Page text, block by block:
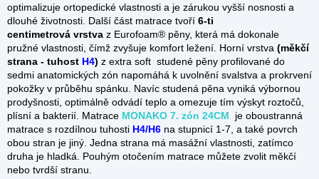
optimalizuje ortopedické vlastnosti a je zárukou vyšší nosnosti a
dlouhé životnosti. Další část matrace tvoří 6-ti
centimetrová vrstva z Eurofoam® pěny, která má dokonale
pružné vlastnosti, čímž zvyšuje komfort ležení. Horní vrstva (měkčí
strana - tuhost H4) z extra soft studené pěny profilované do
sedmi anatomických zón napomáhá k uvolnění svalstva a prokrvení
pokožky v průběhu spánku. Navíc studená pěna vyniká výbornou
prodyšnosti, optimálně odvádí teplo a omezuje tím výskyt roztočů,
plísní a bakterií. Matrace MONAKO 7. zón 24CM je oboustranná
matrace s rozdílnou tuhosti H4/H6 na stupnicí 1-7, a také povrch
obou stran je jiný. Jedna strana má masážní vlastnosti, zatímco
druha je hladká. Pouhým otočením matrace můžete zvolit měkčí
nebo tvrdší stranu.